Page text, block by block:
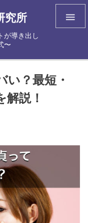
究所
が導き出し
〜

い？最短・
説！